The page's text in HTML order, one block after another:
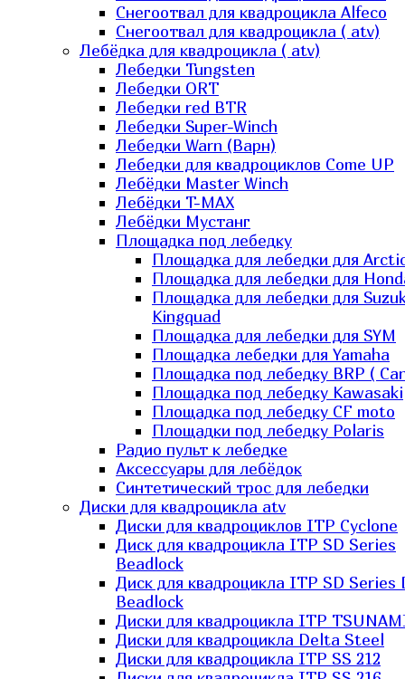
Снегоотвал для квадроцикла Alfeco
Снегоотвал для квадроцикла ( atv)
Лебёдка для квадроцикла ( atv)
Лебедки Tungsten
Лебедки ORT
Лебедки red BTR
Лебедки Super-Winch
Лебедки Warn (Варн)
Лебедки для квадроциклов Come UP
Лебёдки Master Winch
Лебёдки T-MAX
Лебёдки Мустанг
Площадка под лебедку
Площадка для лебедки для
Площадка для лебедки для
Площадка для лебедки для
Kingquad
Площадка для лебедки для SYM
Площадка лебедки для Yamaha
Площадка под лебедку BRP (
Площадка под лебедку Kawasaki
Площадка под лебедку СF moto
Площадки под лебедку Polaris
Радио пульт к лебедке
Аксессуары для лебёдок
Синтетический трос для лебедки
Диски для квадроцикла atv
Диски для квадроциклов ITP Cyclone
Диск для квадроцикла ITP SD Series
Beadlock
Диск для квадроцикла ITP SD Series
Beadlock
Диски для квадроцикла ITP
Диски для квадроцикла Delta Steel
Диски для квадроцикла ITP SS 212